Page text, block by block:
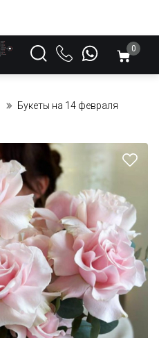
0
Букеты на 14 февраля